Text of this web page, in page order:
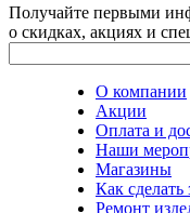
Получайте первыми
о скидках, акциях и
О компании
Акции
Оплата и
Наши
Магазины
Как сделать
Ремонт